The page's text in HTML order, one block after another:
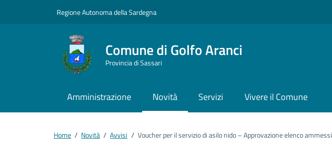
Regione Autonoma della Sardegna
Comune di Golfo Aranci
Provincia di Sassari
Amministrazione Novità Servizi Vivere il Comune
Home / Novità / Avvisi / Voucher per il servizio di asilo nido – Approvazione elenco ammessi